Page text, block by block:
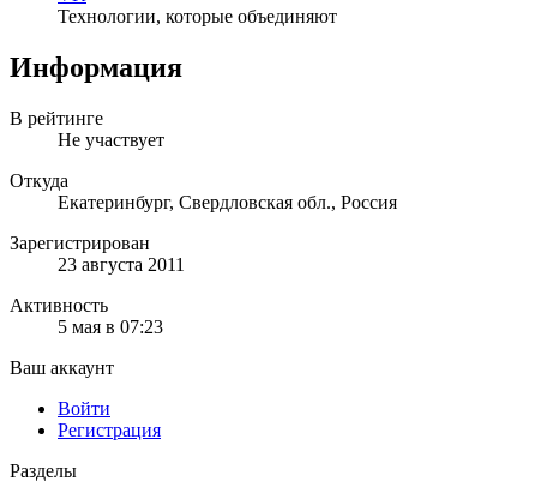
Технологии, которые объединяют
Информация
В рейтинге
Не участвует
Откуда
Екатеринбург, Свердловская обл., Россия
Зарегистрирован
23 августа 2011
Активность
5 мая в 07:23
Ваш аккаунт
Войти
Регистрация
Разделы